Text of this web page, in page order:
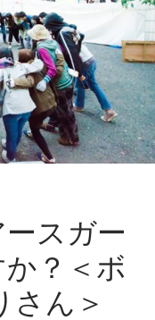
スガー
？＜ボ
さん＞